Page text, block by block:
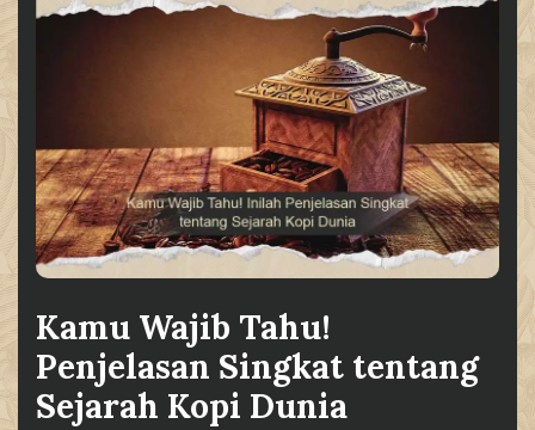
Kamu Wajib Tahu!
Penjelasan Singkat tentang
Sejarah Kopi Dunia